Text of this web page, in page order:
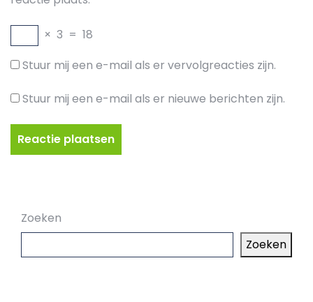
× 3 = 18
Stuur mij een e-mail als er vervolgreacties zijn.
Stuur mij een e-mail als er nieuwe berichten zijn.
Zoeken
Zoeken